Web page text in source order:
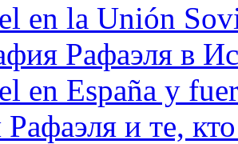
en la Unión
Рафаэля в
en España y
и те,